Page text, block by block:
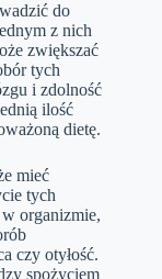
do
z nich
zwiększać
tych
i zdolność
ilość
dietę.
mieć
tych
organizmie,
czy otyłość.
spożyciem